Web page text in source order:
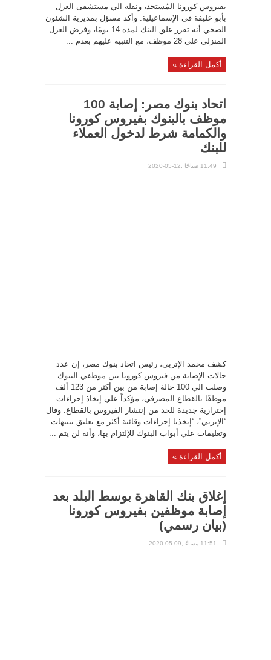
بفيروس كورونا المُستجد، ونقله الي مستشفى العزل
بأبو خليفة في الإسماعيلية. وأكد مسؤل بمديرية الشئون
الصحي أنه تقرر غلق البنك لمدة 14 يومًا، وفرض العزل
المنزلي علي 28 موظف، مع التنبيه عليهم بعدم ...
أكمل القراءة »
اتحاد بنوك مصر: إصابة 100
موظف بالبنوك بفيروس كورونا
والكمامة شرط لدخول العملاء
للبنك
11:49 صباحًا ,12-05-2020
كشف محمد الإتربي، رئيس اتحاد بنوك مصر، إن عدد
حالات الإصابة من فيروس كورونا بين موظفي البنوك
وصلت الي 100 حالة إصابة من بين أكثر من 123 ألف
موظفًا بالقطاع المصرفي، مؤكداً علي إتخاذ إجراءات
إحترازية جديدة للحد من إنتشار الفيروس بالقطاع. وقال
“الإتربي”، “إتخذنا إجراءات وقائية أكثر مع تعليق تنبيهات
وتعليمات علي أبواب البنوك للإلتزام بها، وأنه لن يتم ...
أكمل القراءة »
إغلاق بنك القاهرة بوسط البلد بعد
إصابة موظفين بفيروس كورونا
(بيان رسمي)
11:51 مساءً ,09-05-2020